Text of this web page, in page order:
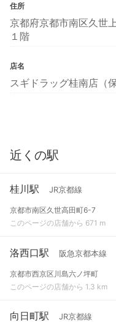
住所
京都府京都市南区久世
１階
店名
スギドラッグ桂南店（
近くの駅
桂川駅 JR京都線
京都市南区久世高田町6-7
このページの店舗から 671 m
洛西口駅 阪急京都本線
京都市西京区川島六ノ坪町
このページの店舗から 1.3 km
向日町駅 JR京都線